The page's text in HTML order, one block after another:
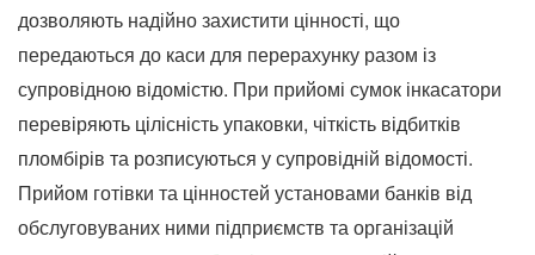
дозволяють надійно захистити цінності, що
передаються до каси для перерахунку разом із
супровідною відомістю. При прийомі сумок інкасатори
перевіряють цілісність упаковки, чіткість відбитків
пломбірів та розписуються у супровідній відомості.
Прийом готівки та цінностей установами банків від
обслуговуваних ними підприємств та організацій